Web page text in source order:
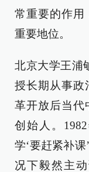
常重要的作用
重要地位。
北京大学王浦
授长期从事政
革开放后当代
创始人。
学‘要赶紧补
况下毅然主